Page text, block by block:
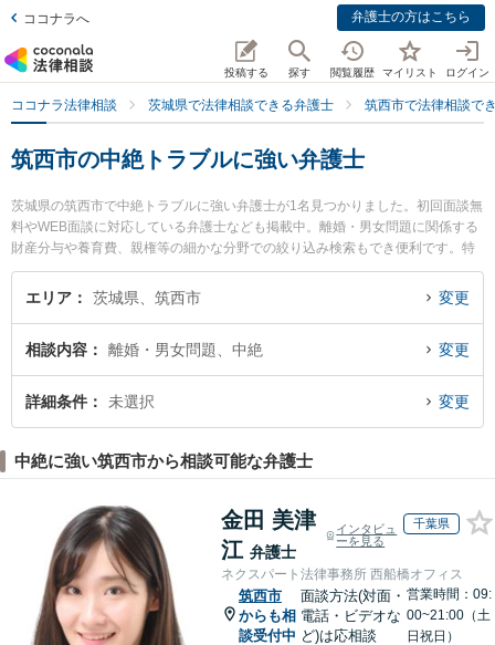
ココナラへ 弁護士の方はこちら
投稿する 探す 閲覧履歴 マイリスト ログイン
ココナラ法律相談 茨城県で法律相談できる弁護士 筑西市で法律相談で
筑西市の中絶トラブルに強い弁護士
茨城県の筑西市で中絶トラブルに強い弁護士が1名見つかりました。初回面談無
料やWEB面談に対応している弁護士なども掲載中。離婚・男女問題に関係する
財産分与や養育費、親権等の細かな分野での絞り込み検索もでき便利です。特
に古田土法律事務所の古田土 和人弁護士のプロフィール情報や弁護士費用、強
みなどが注目されています。『筑西市で土日や夜間に発生した中絶トラブルの
談できる筑西市内の弁護士に相談予約したい』などでお困りの相談者さんにお
すすめです。
エリア 茨城県、筑西市 変更
相談内容 離婚・男女問題、中絶 変更
詳細条件 未選択 変更
中絶に強い筑西市から相談可能な弁護士
金田 美津
江 弁護士
インタビュ
ーを見る
千葉県
ネクスパート法律事務所 西船橋オフィス
筑西市
からも相
談受付中
面談方法(対面・
電話・ビデオな
ど)は応相談
営業時間：09:
00~21:00（土
日祝日）